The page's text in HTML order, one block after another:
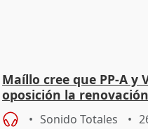
Maíllo cree que PP-A y
oposición la
Defensor
Sonido Totales